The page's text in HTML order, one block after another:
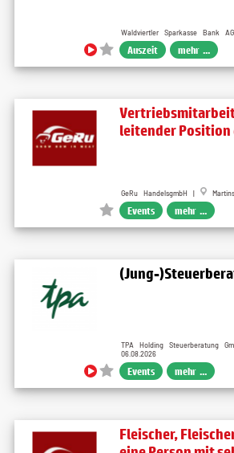
Waldviertler Sparkasse Bank
Auszeit mehr ...
leitender Position
GeRu HandelsgmbH |
Events mehr ...
(Jung-
TPA Holding Steuerberatung
06.08.2026
Events mehr ...
Fleischer,